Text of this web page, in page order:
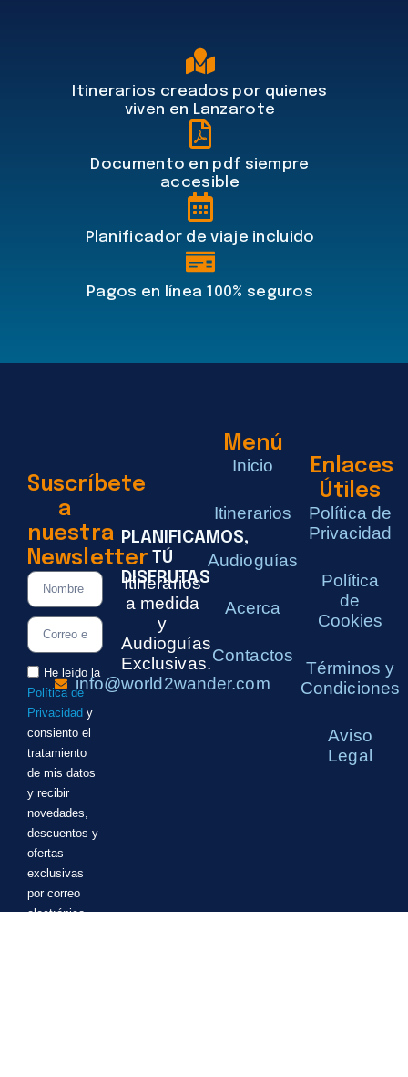
Itinerarios creados por quienes
viven en Lanzarote
Documento en pdf siempre
accesible
Planificador de viaje incluido
Pagos en línea 100% seguros
PLANIFICAMOS,
TÚ
DISFRUTAS
Itinerarios
a medida
y
Audioguías
Exclusivas.
info@world2wander.com
Menú
Inicio
Itinerarios
Audioguías
Acerca
Contactos
Enlaces
Útiles
Política de
Privacidad
Política
de
Cookies
Términos y
Condiciones
Aviso
Legal
Suscríbete
a
nuestra
Newsletter
He leído la
Política de
Privacidad y
consiento el
tratamiento
de mis datos
y recibir
novedades,
descuentos y
ofertas
exclusivas
por correo
electrónico.